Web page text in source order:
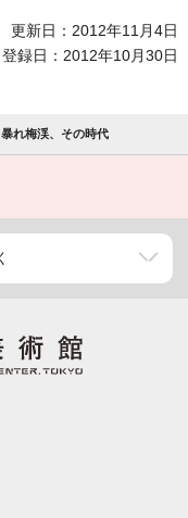
更新日：2012年11月4日
登録日：2012年10月30日
暴れ梅渓、その時代